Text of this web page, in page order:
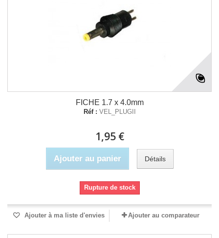
FICHE 1.7 x 4.0mm
Réf : VEL_PLUGII
1,95 €
Ajouter au panier Détails
Rupture de stock
Ajouter à ma liste d'envies Ajouter au comparateur